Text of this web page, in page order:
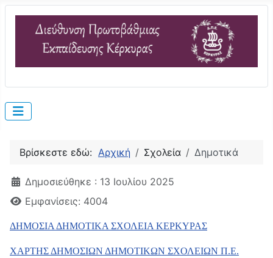
Βρίσκεστε εδώ: Αρχική Σχολεία Δημοτικά
Λεπτομέρειες
Δημοσιεύθηκε : 13 Ιουλίου 2025
Εμφανίσεις: 4004
ΔΗΜΟΣΙΑ ΔΗΜΟΤΙΚΑ ΣΧΟΛΕΙΑ ΚΕΡΚΥΡΑΣ
ΧΑΡΤΗΣ ΔΗΜΟΣΙΩΝ ΔΗΜΟΤΙΚΩΝ ΣΧΟΛΕΙΩΝ Π.Ε.